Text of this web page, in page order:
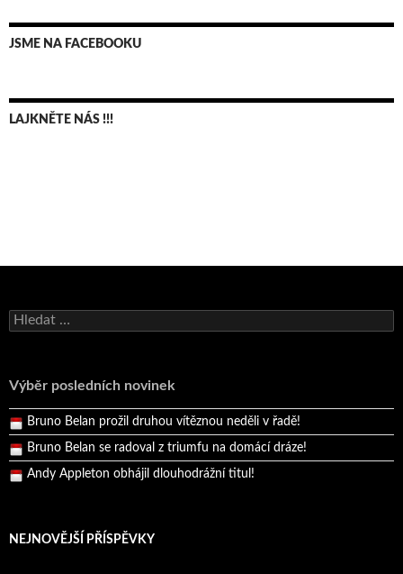
JSME NA FACEBOOKU
LAJKNĚTE NÁS !!!
Vyhledávání
Výběr posledních novinek
Bruno Belan se radoval z triumfu na domácí dráze!
Pražský přebor neskrblil překvapeními!
Bruno Belan prožil druhou vítěznou neděli v řadě!
Bruno Belan se radoval z triumfu na domácí dráze!
Andy Appleton obhájil dlouhodrážní titul!
NEJNOVĚJŠÍ PŘÍSPĚVKY